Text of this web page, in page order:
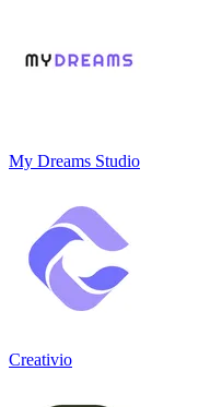
My Dreams Studio
Creativio